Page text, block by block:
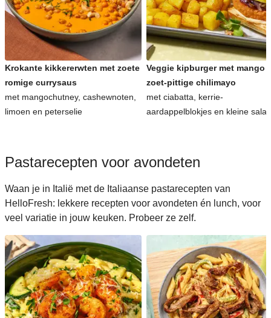
Krokante kikkererwten met zoete
romige currysaus
met mangochutney, cashewnoten,
limoen en peterselie
Veggie kipburger met mango
zoet-pittige chilimayo
met ciabatta, kerrie-
aardappelblokjes en kleine
Pastarecepten voor avondeten
Waan je in Italië met de Italiaanse pastarecepten van
HelloFresh: lekkere recepten voor avondeten én lunch, voor
veel variatie in jouw keuken. Probeer ze zelf.